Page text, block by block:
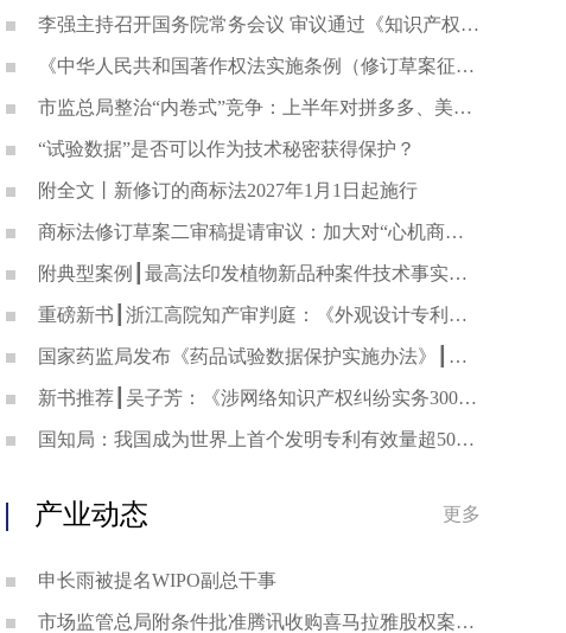
属实
李强主持召开国务院常务会议 审议通过《知识产权保
护和运用“十五五”规划》等
《中华人民共和国著作权法实施条例（修订草案征求
意见稿）》公开征求意见
市监总局整治“内卷式”竞争：上半年对拼多多、美团
等罚没35.97亿元
“试验数据”是否可以作为技术秘密获得保护？
附全文丨新修订的商标法2027年1月1日起施行
商标法修订草案二审稿提请审议：加大对“心机商
标”打击力度
附典型案例┃最高法印发植物新品种案件技术事实查
明工作指引
重磅新书┃浙江高院知产审判庭：《外观设计专利侵
权纠纷百案解析》
国家药监局发布《药品试验数据保护实施办法》┃附
下载
新书推荐┃吴子芳：《涉网络知识产权纠纷实务300
问》
国知局：我国成为世界上首个发明专利有效量超500
产业动态 更多
申长雨被提名WIPO副总干事
市场监管总局附条件批准腾讯收购喜马拉雅股权案